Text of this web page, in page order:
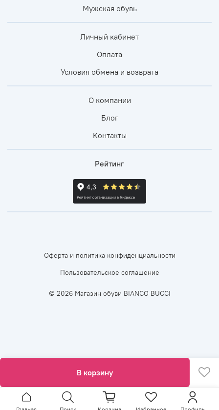
В корзину
Мужская обувь
Личный кабинет
Оплата
Условия обмена и возврата
О компании
Блог
Контакты
Рейтинг
Оферта и политика конфиденциальности
Пользовательское соглашение
© 2026 Магазин обуви BIANCO BUCCI